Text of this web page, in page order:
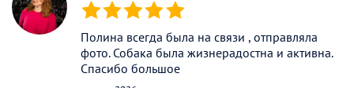
(*) (*) (*) (*) (*)
Полина всегда была на связи , отправляла
фото. Собака была жизнерадостна и активна.
Спасибо большое